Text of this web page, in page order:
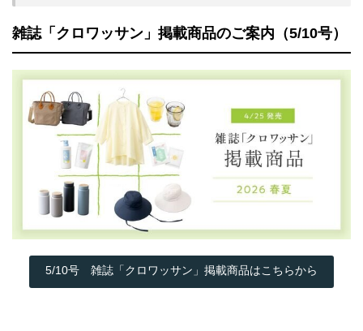
雑誌「クロワッサン」掲載商品のご案内（5/10号）
5/10号 雑誌「クロワッサン」掲載商品はこちらから